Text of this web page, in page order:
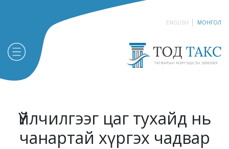
ENGLISH МОНГОЛ
Үйлчилгээг цаг тухайд нь
чанартай хүргэх чадвар